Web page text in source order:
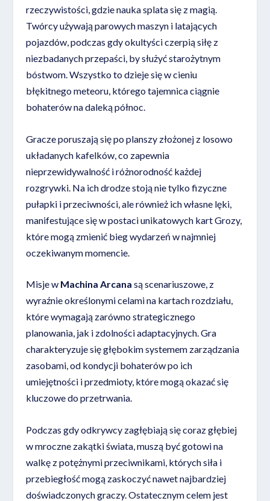
rzeczywistości, gdzie nauka splata się z magią.
Twórcy używają parowych maszyn i latających
pojazdów, podczas gdy okultyści czerpią siłę z
niezbadanych przepaści, by służyć starożytnym
bóstwom. Wszystko to dzieje się w cieniu
błękitnego meteoru, którego tajemnica ciągnie
bohaterów na daleką północ.
Gracze poruszają się po planszy złożonej z losowo
układanych kafelków, co zapewnia
nieprzewidywalność i różnorodność każdej
rozgrywki. Na ich drodze stoją nie tylko fizyczne
pułapki i przeciwności, ale również ich własne lęki,
manifestujące się w postaci unikatowych kart Grozy,
które mogą zmienić bieg wydarzeń w najmniej
oczekiwanym momencie.
Misje w Machina Arcana są scenariuszowe, z
wyraźnie określonymi celami na kartach rozdziału,
które wymagają zarówno strategicznego
planowania, jak i zdolności adaptacyjnych. Gra
charakteryzuje się głębokim systemem zarządzania
zasobami, od kondycji bohaterów po ich
umiejętności i przedmioty, które mogą okazać się
kluczowe do przetrwania.
Podczas gdy odkrywcy zagłębiają się coraz głębiej
w mroczne zakątki świata, muszą być gotowi na
walkę z potężnymi przeciwnikami, których siła i
przebiegłość mogą zaskoczyć nawet najbardziej
doświadczonych graczy. Ostatecznym celem jest